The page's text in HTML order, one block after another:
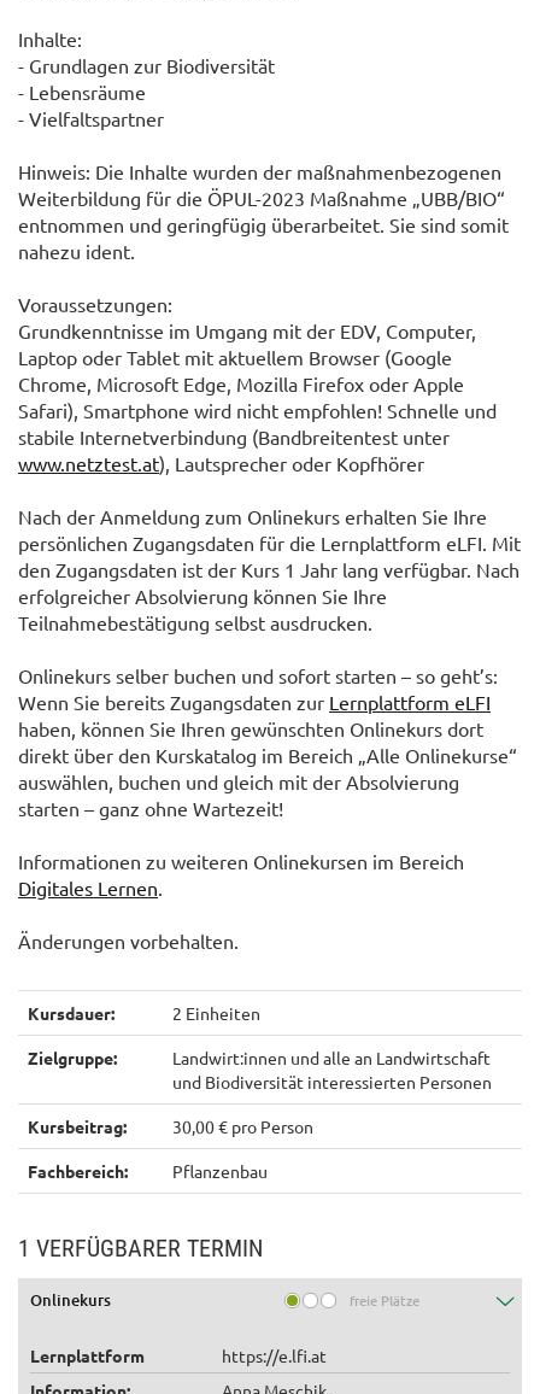
Inhalte:
- Grundlagen zur Biodiversität
- Lebensräume
- Vielfaltspartner
Hinweis: Die Inhalte wurden der maßnahmenbezogenen
Weiterbildung für die ÖPUL-2023 Maßnahme „UBB/BIO“
entnommen und geringfügig überarbeitet. Sie sind somit
nahezu ident.
Voraussetzungen:
Grundkenntnisse im Umgang mit der EDV, Computer,
Laptop oder Tablet mit aktuellem Browser (Google
Chrome, Microsoft Edge, Mozilla Firefox oder Apple
Safari), Smartphone wird nicht empfohlen! Schnelle und
stabile Internetverbindung (Bandbreitentest unter
www.netztest.at), Lautsprecher oder Kopfhörer
Nach der Anmeldung zum Onlinekurs erhalten Sie Ihre
persönlichen Zugangsdaten für die Lernplattform eLFI. Mit
den Zugangsdaten ist der Kurs 1 Jahr lang verfügbar. Nach
erfolgreicher Absolvierung können Sie Ihre
Teilnahmebestätigung selbst ausdrucken.
Onlinekurs selber buchen und sofort starten – so geht’s:
Wenn Sie bereits Zugangsdaten zur Lernplattform eLFI
haben, können Sie Ihren gewünschten Onlinekurs dort
direkt über den Kurskatalog im Bereich „Alle Onlinekurse“
auswählen, buchen und gleich mit der Absolvierung
starten – ganz ohne Wartezeit!
Informationen zu weiteren Onlinekursen im Bereich
Digitales Lernen.
Änderungen vorbehalten.
Kursdauer: 2 Einheiten
Zielgruppe:
Landwirt:innen und alle an Landwirtschaft
und Biodiversität interessierten Personen
Kursbeitrag: 30,00 € pro Person
Fachbereich: Pflanzenbau
1 VERFÜGBARER TERMIN
Onlinekurs freie Plätze
Lernplattform
https://e.lfi.at